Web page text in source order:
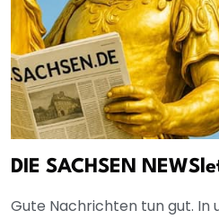
DIE SACHSEN
Gute Nachrichten tun gut. In